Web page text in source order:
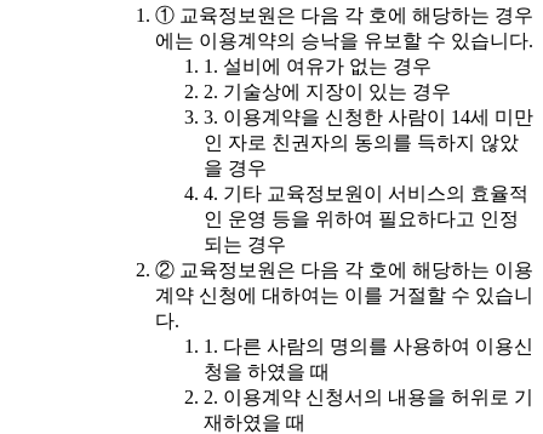
① 교육정보원은 다음 각 호에 해당하는 경우
에는 이용계약의 승낙을 유보할 수 있습니다.
1. 설비에 여유가 없는 경우
2. 기술상에 지장이 있는 경우
3. 이용계약을 신청한 사람이 14세 미만
인 자로 친권자의 동의를 득하지 않았
을 경우
4. 기타 교육정보원이 서비스의 효율적
인 운영 등을 위하여 필요하다고 인정
되는 경우
② 교육정보원은 다음 각 호에 해당하는 이용
계약 신청에 대하여는 이를 거절할 수 있습니
다.
1. 다른 사람의 명의를 사용하여 이용신
청을 하였을 때
2. 이용계약 신청서의 내용을 허위로 기
재하였을 때